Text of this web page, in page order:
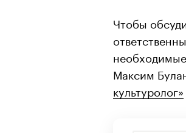
Чтобы
Максим
культуролог»